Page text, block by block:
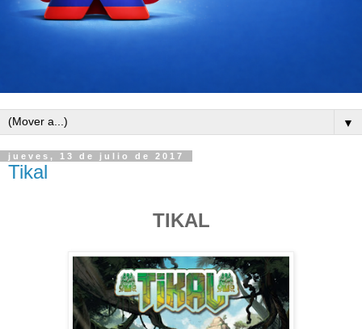
▼
jueves, 13 de julio de 2017
Tikal
TIKAL